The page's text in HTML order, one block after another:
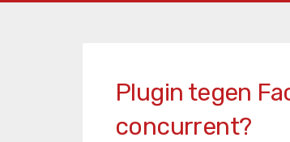
Plugin tegen
concurrent?